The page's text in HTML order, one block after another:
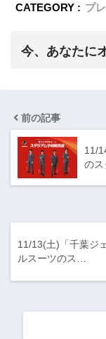
CATEGORY : プ
今、あなたに
前の記事
11/
のス
11/13(土)「千葉ジ
ルスーツのス…